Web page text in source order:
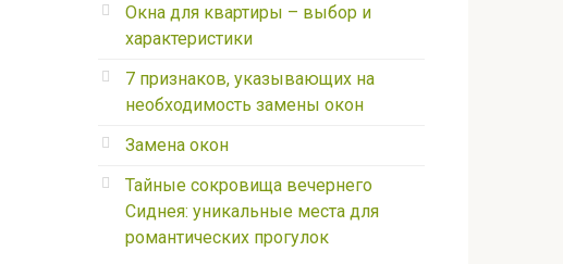
Окна для квартиры – выбор и
характеристики
7 признаков, указывающих на
необходимость замены окон
Замена окон
Тайные сокровища вечернего
Сиднея: уникальные места для
романтических прогулок